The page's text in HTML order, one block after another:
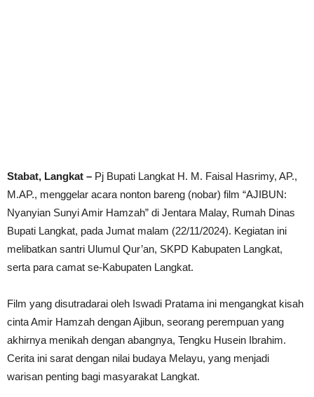
Stabat, Langkat – Pj Bupati Langkat H. M. Faisal Hasrimy, AP.,
M.AP., menggelar acara nonton bareng (nobar) film “AJIBUN:
Nyanyian Sunyi Amir Hamzah” di Jentara Malay, Rumah Dinas
Bupati Langkat, pada Jumat malam (22/11/2024). Kegiatan ini
melibatkan santri Ulumul Qur’an, SKPD Kabupaten Langkat,
serta para camat se-Kabupaten Langkat.
Film yang disutradarai oleh Iswadi Pratama ini mengangkat kisah
cinta Amir Hamzah dengan Ajibun, seorang perempuan yang
akhirnya menikah dengan abangnya, Tengku Husein Ibrahim.
Cerita ini sarat dengan nilai budaya Melayu, yang menjadi
warisan penting bagi masyarakat Langkat.